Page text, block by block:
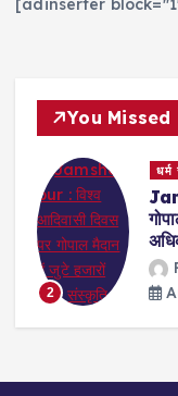
You Missed
के